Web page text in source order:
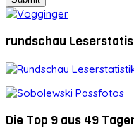
rundschau
Die Top 9 aus 49